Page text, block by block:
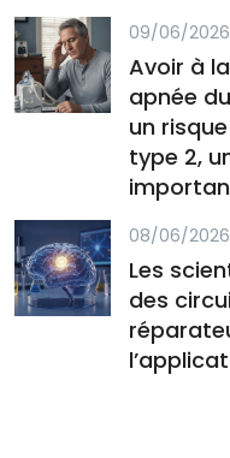
09/06/2026
Avoir à
apnée
un
type 2,
08/06/2026
Les
des